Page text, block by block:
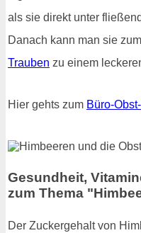
als sie direkt unter
Danach kann man sie
Trauben zu einem
Hier gehts zum Büro-
Gesundheit,
zum Thema
Der Zuckergehalt von